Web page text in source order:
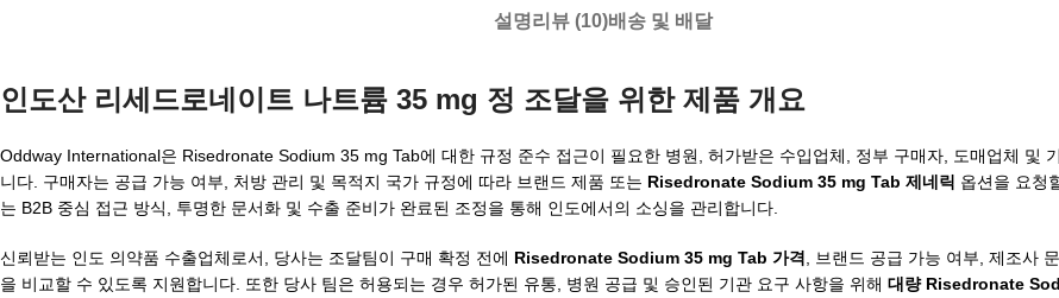
설명리뷰 (10)배송 및 배달
인도산 리세드로네이트 나트륨 35 mg 정 조달을 위한 제품 개요
Oddway International은 Risedronate Sodium 35 mg Tab에 대한 규정 준수 접근이 필요한 병원, 허가받은 수입업체, 정부 구매자, 도매업체 및
니다. 구매자는 공급 가능 여부, 처방 관리 및 목적지 국가 규정에 따라 브랜드 제품 또는 Risedronate Sodium 35 mg Tab 제네릭 옵션을 요청
는 B2B 중심 접근 방식, 투명한 문서화 및 수출 준비가 완료된 조정을 통해 인도에서의 소싱을 관리합니다.
신뢰받는 인도 의약품 수출업체로서, 당사는 조달팀이 구매 확정 전에 Risedronate Sodium 35 mg Tab 가격 , 브랜드 공급 가능 여부, 제조사
을 비교할 수 있도록 지원합니다. 또한 당사 팀은 허용되는 경우 허가된 유통, 병원 공급 및 승인된 기관 요구 사항을 위해 대량 Risedronate